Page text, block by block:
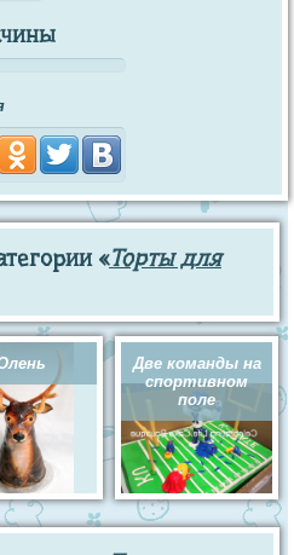
«Торты для
Две команды на
спортивном
поле